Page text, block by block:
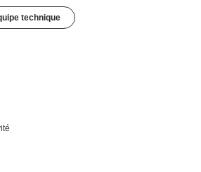
technique